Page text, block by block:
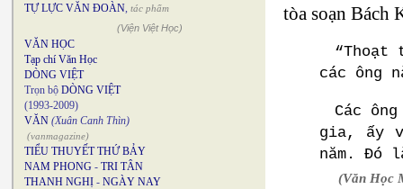
TỰ LỰC VĂN ĐOÀN, tác phẩm
(Viện Việt Học)
VĂN HỌC
Tạp chí Văn Học
DÒNG VIỆT
Trọn bộ DÒNG VIỆT
(1993-2009)
VĂN (Xuân Canh Thìn)
(vanmagazine)
TIỂU THUYẾT THỨ BẢY
NAM PHONG - TRI TÂN
THANH NGHỊ - NGÀY NAY
tòa soạn Bách
“Thoạt
các ông
Các
gia, ấy
năm. Đó
(Văn Học